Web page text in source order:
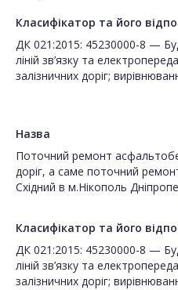
Класифікатор та його
ДК 021:2015: 45230000-8 —
ліній зв’язку та
залізничних доріг;
Назва
Поточний ремонт
доріг, а саме поточний
Східний в м.Нікополь
Класифікатор та його
ДК 021:2015: 45230000-8 —
ліній зв’язку та
залізничних доріг;